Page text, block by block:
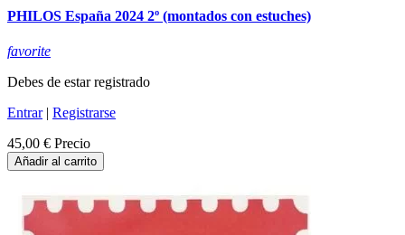
PHILOS España 2024 2º (montados con estuches)
favorite
Debes de estar registrado
Entrar| Registrarse
45,00 € Precio
Añadir al carrito